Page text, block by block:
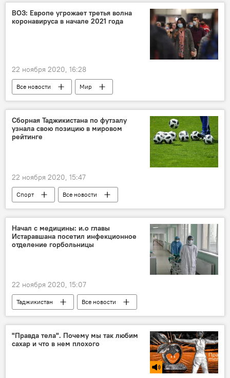
ВОЗ: Европе угрожает третья волна
коронавируса в начале 2021 года
22 ноября 2020, 16:28
Все новости
Мир
Коронавирус: опасное заболевание в России и мире
ВОЗ
коронавирус
Сборная Таджикистана по футзалу
узнала свою позицию в мировом
рейтинге
22 ноября 2020, 15:47
Спорт
Все новости
Таджикистан: свежие новости спорта
Начал с медицины: и.о главы
Истаравшана посетил инфекционное
отделение горбольницы
22 ноября 2020, 15:07
Таджикистан Все новости
"Правда тела". Почему мы так любим
сахар и что в нем плохого